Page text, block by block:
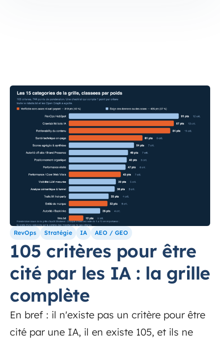
critères IA Referencement
RevOps Stratégie IA AEO / GEO
105 critères pour être
cité par les IA : la grille
complète
En bref : il n'existe pas un critère pour être
cité par une IA, il en existe 105, et ils ne